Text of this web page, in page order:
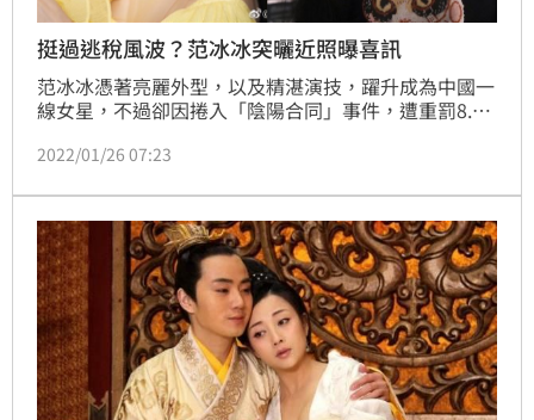
挺過逃稅風波？范冰冰突曬近照曝喜訊
范冰冰憑著亮麗外型，以及精湛演技，躍升成為中國一
線女星，不過卻因捲入「陰陽合同」事件，遭重罰8.8
封殺至今已4年的她，近期積極出席各大活動，似乎是
人美照，並開心宣布「搬了新公司」，立刻掀起網友一
陣熱議。
2022/01/26 07:23